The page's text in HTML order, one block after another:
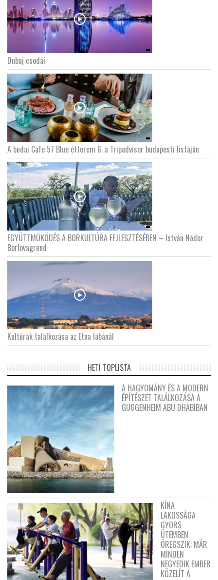
Dubaj csodái
A budai Cafe 57 Blue étterem 6. a Tripadvisor budapesti listáján
EGYÜTTMŰKÖDÉS A BORKULTÚRA FEJLESZTÉSÉBEN – István Nádor
Borlovagrend
Kultúrák találkozása az Etna lábánál
HETI TOPLISTA
A HAGYOMÁNY ÉS A MODERN
ÉPÍTÉSZET TALÁLKOZÁSA A
GUGGENHEIM ABU DHABIBAN
KÍNA
LAKOSSÁGA
GYORS
ÜTEMBEN
ÖREGSZIK: MÁR
MINDEN
NEGYEDIK EMBER
KÖZELÍT A